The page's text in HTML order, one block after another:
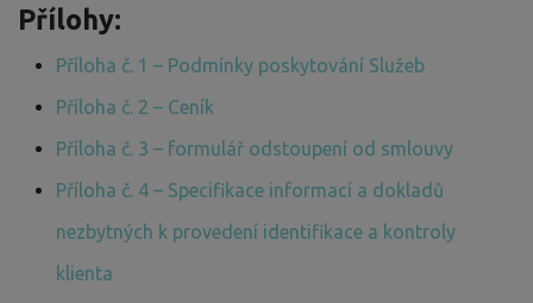
Přílohy:
Příloha č. 1 – Podmínky poskytování Služeb
Příloha č. 2 – Ceník
Příloha č. 3 – formulář odstoupení od smlouvy
Příloha č. 4 – Specifikace informací a dokladů
nezbytných k provedení identifikace a kontroly
klienta